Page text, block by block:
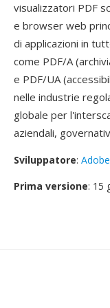
visualizzatori PDF
e browser web
di applicazioni in
come PDF/A
e PDF/UA
nelle industrie
globale per
aziendali,
Sviluppatore:
Prima versione: 15